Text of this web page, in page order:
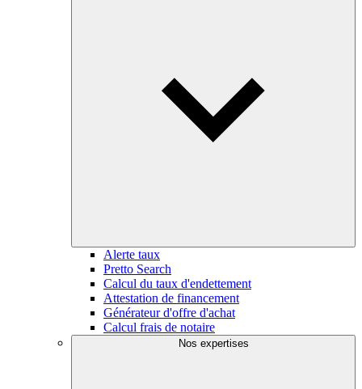
Alerte taux
Pretto Search
Calcul du taux d'endettement
Attestation de financement
Générateur d'offre d'achat
Calcul frais de notaire
Nos expertises